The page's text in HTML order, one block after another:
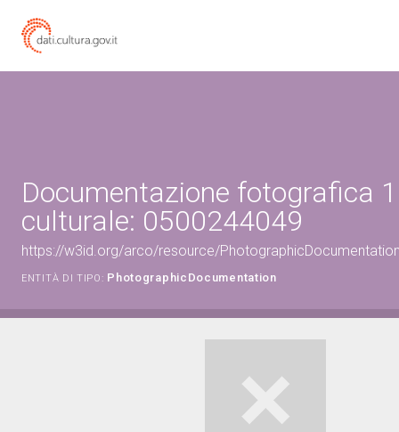
Documentazione fotografica
culturale: 0500244049
https://w3id.org/arco/resource/
ENTITÀ DI TIPO: PhotographicDocumentation